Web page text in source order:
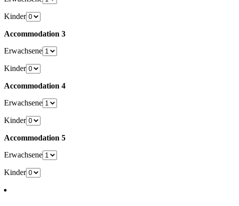
Kinder
Accommodation 3
Erwachsene
Kinder
Accommodation 4
Erwachsene
Kinder
Accommodation 5
Erwachsene
Kinder